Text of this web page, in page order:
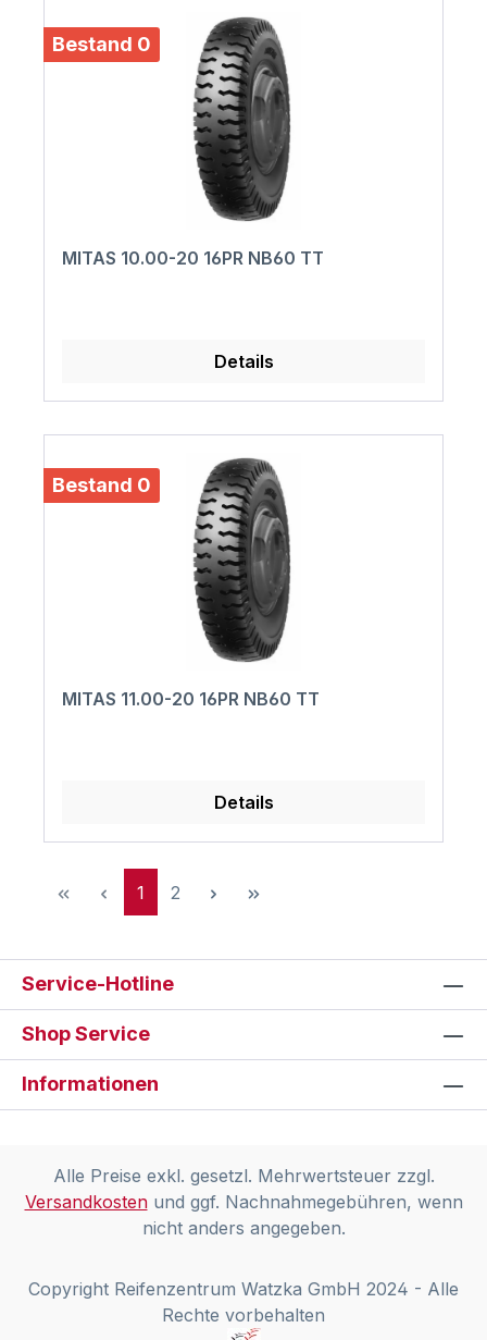
Bestand 0
MITAS 10.00-20 16PR NB60 TT
Details
Bestand 0
MITAS 11.00-20 16PR NB60 TT
Details
Seite
1 Seite
2
Service-Hotline
Shop Service
Informationen
Alle Preise exkl. gesetzl. Mehrwertsteuer zzgl.
Versandkostenund ggf. Nachnahmegebühren, wenn
nicht anders angegeben.
Copyright Reifenzentrum Watzka GmbH 2024 - Alle
Rechte vorbehalten